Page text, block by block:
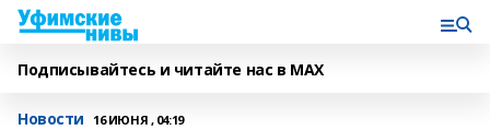
Подписывайтесь и читайте нас в MAX
Новости 16 ИЮНЯ , 04:19